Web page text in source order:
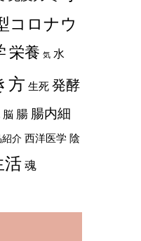
コロナウ
栄養 気 水
方 生死発酵
脳 腸 腸内細
介 西洋医学陰
活魂